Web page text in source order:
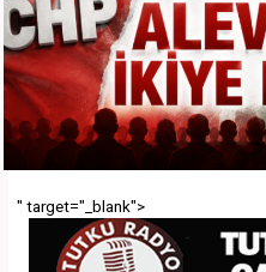
" target="_blank">